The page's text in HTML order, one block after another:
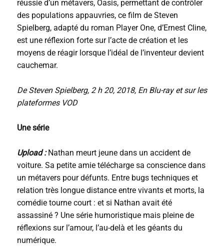
réussie d’un métavers, Oasis, permettant de contrôler
des populations appauvries, ce film de Steven
Spielberg, adapté du roman Player One, d’Ernest Cline,
est une réflexion forte sur l’acte de création et les
moyens de réagir lorsque l’idéal de l’inventeur devient
cauchemar.
De Steven Spielberg, 2 h 20, 2018, En Blu-ray et sur les
plateformes VOD
Une série
Upload : Nathan meurt jeune dans un accident de
voiture. Sa petite amie télécharge sa conscience dans
un métavers pour défunts. Entre bugs techniques et
relation très longue distance entre vivants et morts, la
comédie tourne court : et si Nathan avait été
assassiné ? Une série humoristique mais pleine de
réflexions sur l’amour, l’au-delà et les géants du
numérique.